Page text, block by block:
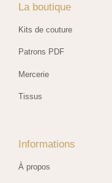
La boutique
Kits de couture
Patrons PDF
Mercerie
Tissus
Informations
À propos